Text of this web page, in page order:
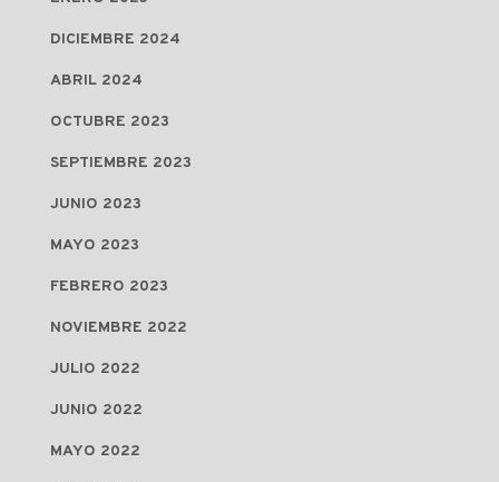
DICIEMBRE 2024
ABRIL 2024
OCTUBRE 2023
SEPTIEMBRE 2023
JUNIO 2023
MAYO 2023
FEBRERO 2023
NOVIEMBRE 2022
JULIO 2022
JUNIO 2022
MAYO 2022